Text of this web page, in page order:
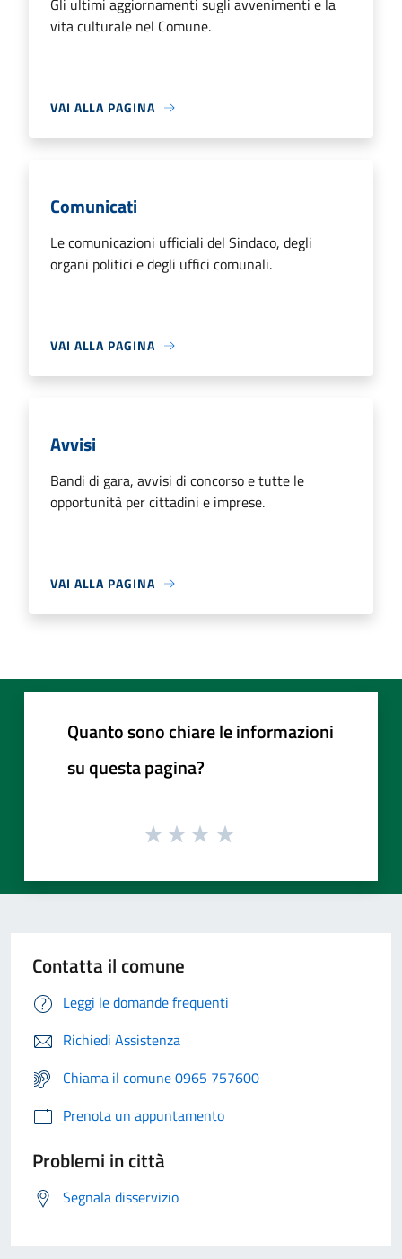
Gli ultimi aggiornamenti sugli avvenimenti e la
vita culturale nel Comune.
VAI ALLA PAGINA
Comunicati
Le comunicazioni ufficiali del Sindaco, degli
organi politici e degli uffici comunali.
VAI ALLA PAGINA
Avvisi
Bandi di gara, avvisi di concorso e tutte le
opportunità per cittadini e imprese.
VAI ALLA PAGINA
Quanto sono chiare le informazioni
su questa pagina?
Contatta il comune
Leggi le domande frequenti
Richiedi Assistenza
Chiama il comune 0965 757600
Prenota un appuntamento
Problemi in città
Segnala disservizio